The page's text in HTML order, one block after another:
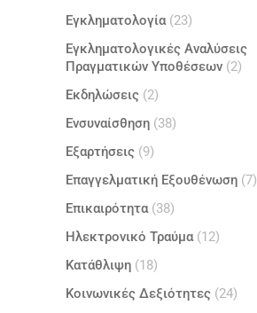
Εγκληματολογία(23)
Εγκληματολογικές Αναλύσεις
Πραγματικών Υποθέσεων (2)
Εκδηλώσεις (2)
Ενσυναίσθηση (38)
Εξαρτήσεις (9)
Επαγγελματική Εξουθένωση (7)
Επικαιρότητα(38)
Ηλεκτρονικό Τραύμα(12)
Κατάθλιψη (18)
Κοινωνικές Δεξιότητες (24)